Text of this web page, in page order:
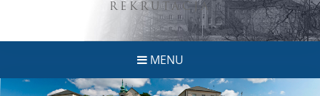
REKRUTACJA
MENU